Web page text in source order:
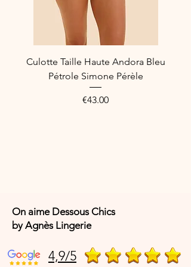
ElastanneDoublure Côtés: 59%
Polyamide, 41% Elastanne
Culotte Taille Haute Andora Bleu
Pétrole Simone Pérèle
Price
€43.00
On aime Dessous Chics
by Agnès Lingerie
4,9/5